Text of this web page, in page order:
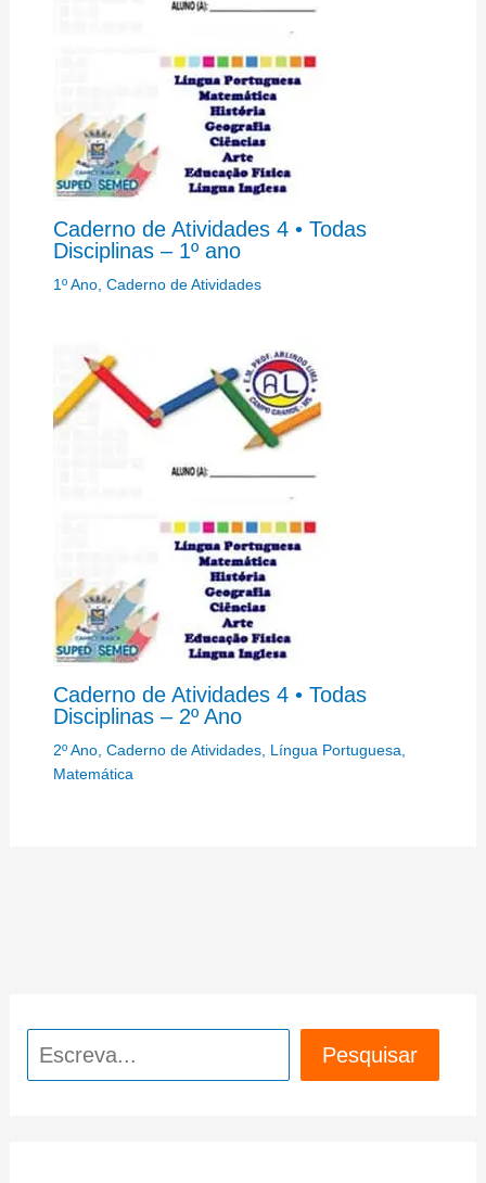
Caderno de Atividades 4 • Todas
Disciplinas – 1º ano
1º Ano, Caderno de Atividades
Caderno de Atividades 4 • Todas
Disciplinas – 2º Ano
2º Ano, Caderno de Atividades, Língua Portuguesa,
Matemática
Pesquisar Pesquisar